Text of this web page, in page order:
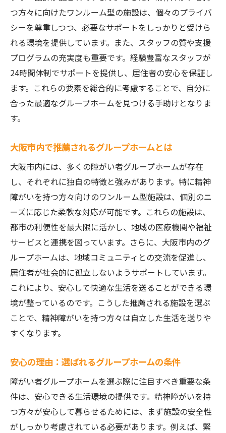
つ方々に向けたワンルーム型の施設は、個々のプライバ
シーを尊重しつつ、必要なサポートをしっかりと受けら
れる環境を提供しています。また、スタッフの質や支援
プログラムの充実度も重要です。経験豊富なスタッフが
24時間体制でサポートを提供し、居住者の安心を保証し
ます。これらの要素を総合的に考慮することで、自分に
合った最適なグループホームを見つける手助けとなりま
す。
大阪市内で推薦されるグループホームとは
大阪市内には、多くの障がい者グループホームが存在
し、それぞれに独自の特徴と強みがあります。特に精神
障がいを持つ方々向けのワンルーム型施設は、個別のニ
ーズに応じた柔軟な対応が可能です。これらの施設は、
都市の利便性を最大限に活かし、地域の医療機関や福祉
サービスと連携を図っています。さらに、大阪市内のグ
ループホームは、地域コミュニティとの交流を促進し、
居住者が社会的に孤立しないようサポートしています。
これにより、安心して快適な生活を送ることができる環
境が整っているのです。こうした推薦される施設を選ぶ
ことで、精神障がいを持つ方々は自立した生活を送りや
すくなります。
安心の理由：選ばれるグループホームの条件
障がい者グループホームを選ぶ際に注目すべき重要な条
件は、安心できる生活環境の提供です。精神障がいを持
つ方々が安心して暮らせるためには、まず施設の安全性
がしっかり考慮されている必要があります。例えば、緊